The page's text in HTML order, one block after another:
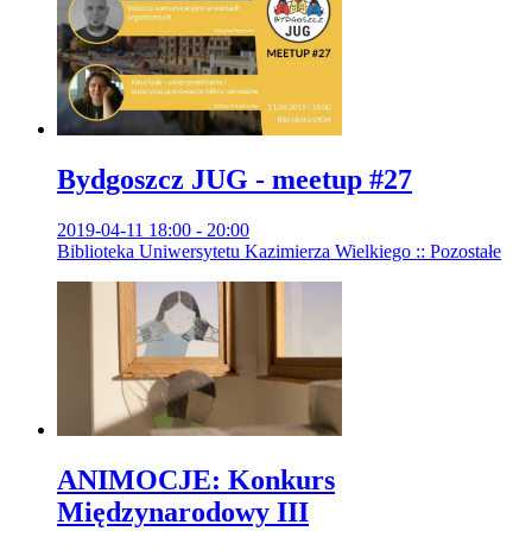
Bydgoszcz JUG - meetup #27
2019-04-11 18:00 - 20:00
Biblioteka Uniwersytetu Kazimierza Wielkiego :: Pozostałe
ANIMOCJE: Konkurs
Międzynarodowy III